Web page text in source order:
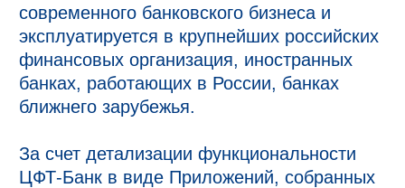
современного банковского бизнеса и
эксплуатируется в крупнейших российских
финансовых организация, иностранных
банках, работающих в России, банках
ближнего зарубежья.
За счет детализации функциональности
ЦФТ-Банк в виде Приложений, собранных